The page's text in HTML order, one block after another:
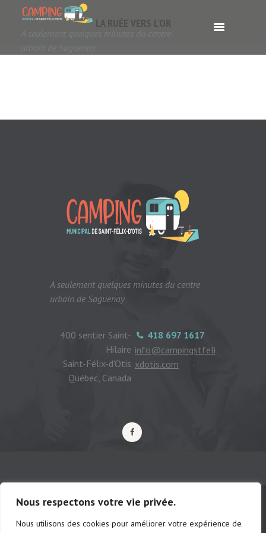
Nous respectons votre vie privée.
Nous utilisons des cookies pour améliorer votre expérience de
A seulement quelques minutes du centre
urbain de Saguenay
LA RUÉE VERS L’OR
A seulement quelques minutes du centre
urbain de Saguenay
418 697 1617
info@campingstfeli
xdotis.com
400 sentier Saint-
Hilaire
Saint-Félix-d'Otis
Québec, Canada
© Camping municipal de St-Félix d'Otis,